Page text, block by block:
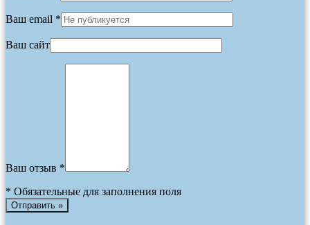
Ваш email *
Ваш сайт
Ваш отзыв *
* Обязательные для заполнения поля